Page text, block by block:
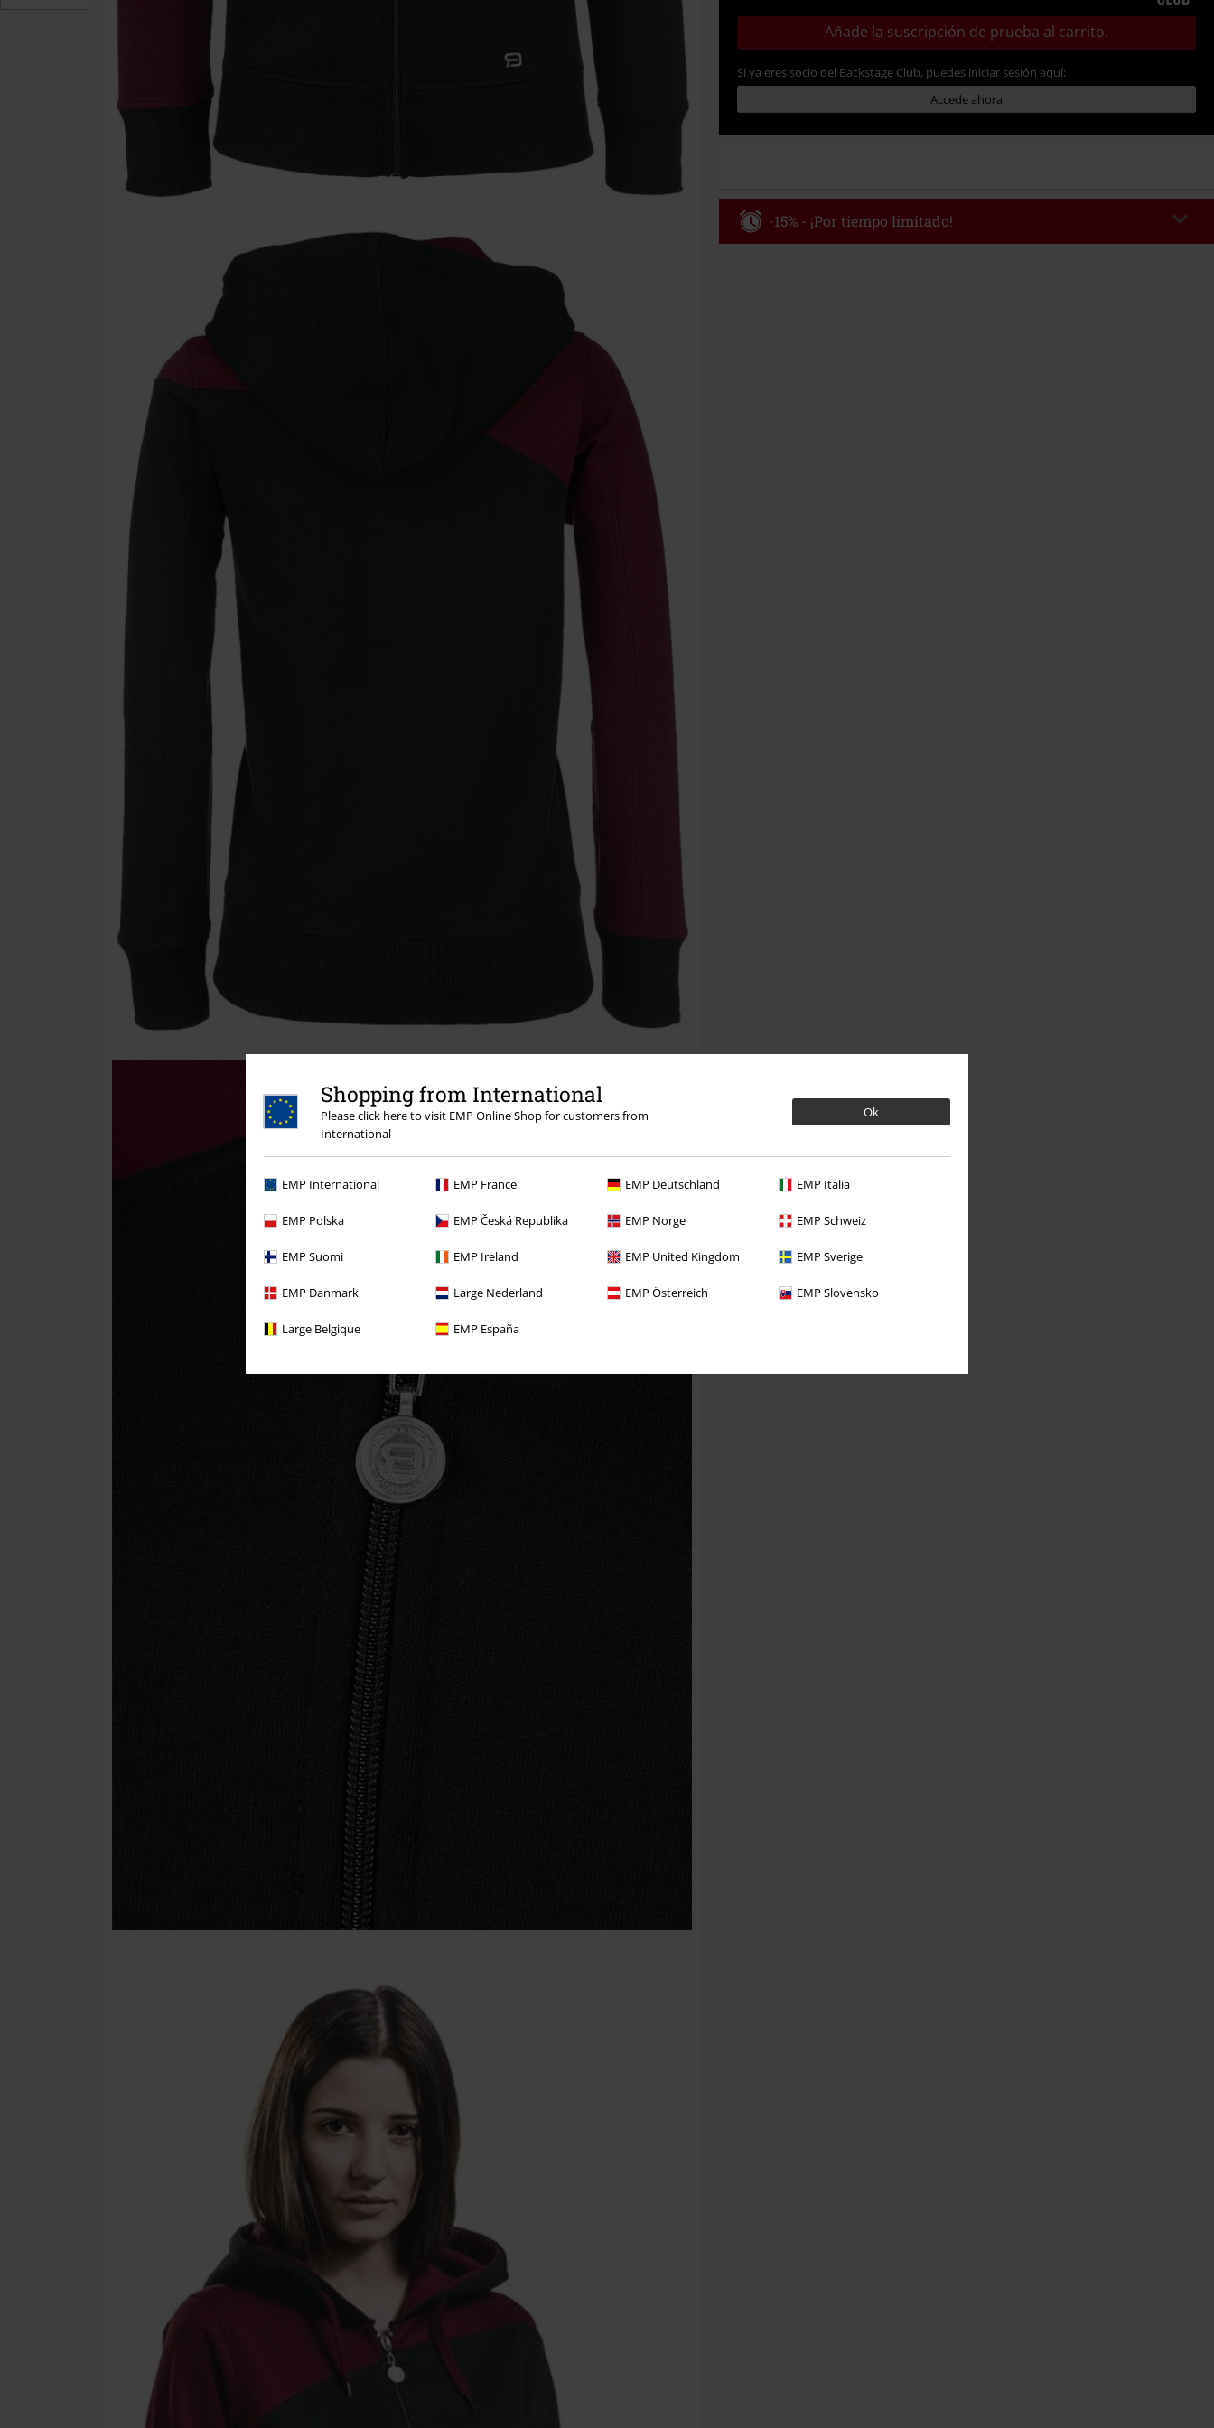
Shopping from International
Please click here to visit EMP Online Shop for customers from
International
Ok
EMP International EMP France EMP Deutschland EMP Italia
EMP Polska EMP Česká Republika EMP Norge EMP Schweiz
EMP Suomi EMP Ireland EMP United Kingdom EMP Sverige
EMP Danmark Large Nederland EMP Österreich EMP Slovensko
Large Belgique EMP España
Añade la suscripción de prueba al carrito.
Si ya eres socio del Backstage Club, puedes iniciar sesión aquí:
Accede ahora
-15% - ¡Por tiempo limitado!